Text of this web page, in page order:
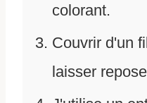
colorant.
Couvrir d'un
laisser